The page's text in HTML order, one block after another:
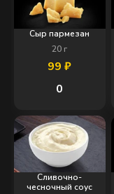
Сыр пармезан
20 г
99₽
0
Сливочно-
чесночный соус